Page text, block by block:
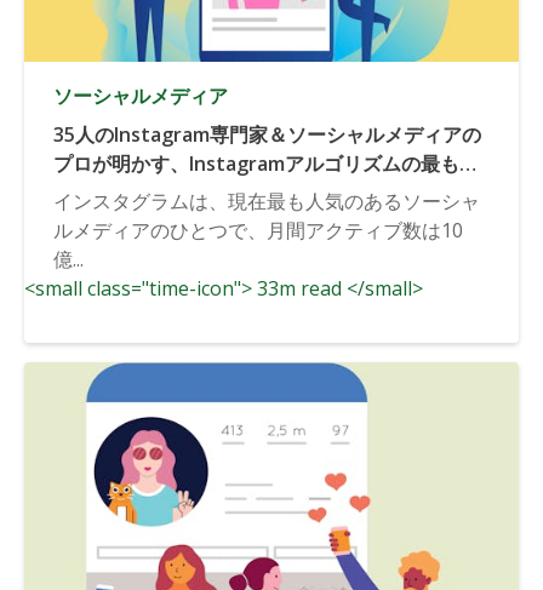
ソーシャルメディア
35人のInstagram専門家＆ソーシャルメディアの
プロが明かす、Instagramアルゴリズムの最も誤
解されているたった一つの側面とは？
インスタグラムは、現在最も人気のあるソーシャ
ルメディアのひとつで、月間アクティブ数は10
億...
<small class="time-icon"> 33m read </small>